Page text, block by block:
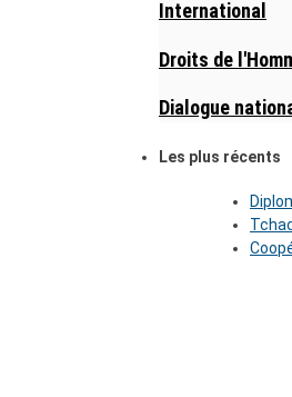
International
Droits de
Dialogue
Les plus récents